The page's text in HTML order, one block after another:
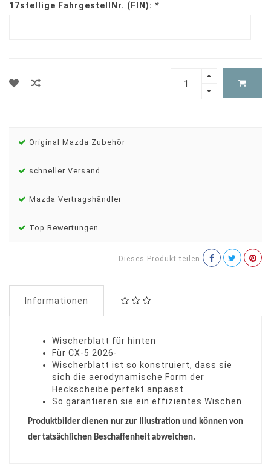
17stellige FahrgestellNr. (FIN): *
Original Mazda Zubehör
schneller Versand
Mazda Vertragshändler
Top Bewertungen
Dieses Produkt teilen
Informationen
Wischerblatt für hinten
Für CX-5 2026-
Wischerblatt ist so konstruiert, dass sie
sich die aerodynamische Form der
Heckscheibe perfekt anpasst
So garantieren sie ein effizientes Wischen
Produktbilder dienen nur zur Illustration und können von
der tatsächlichen Beschaffenheit abweichen.